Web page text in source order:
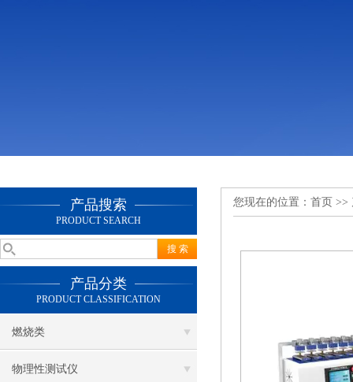
产品搜索
PRODUCT SEARCH
产品分类
PRODUCT CLASSIFICATION
燃烧类
物理性测试仪
您现在的位置： 首页 >>